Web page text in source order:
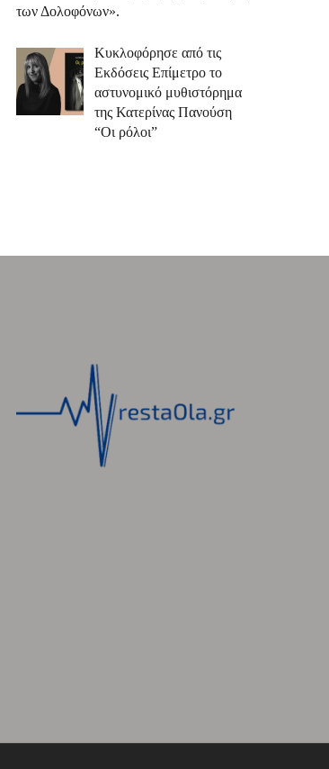
των Δολοφόνων».
Κυκλοφόρησε από τις
Εκδόσεις Επίμετρο το
αστυνομικό μυθιστόρημα
της Κατερίνας Πανούση
“Οι ρόλοι”